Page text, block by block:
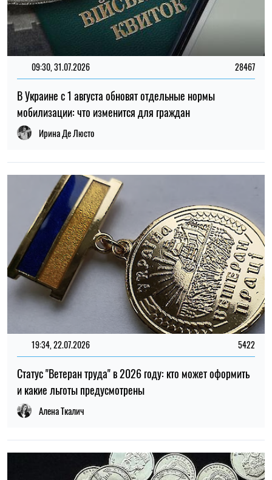
09:30, 31.07.2026 28467
В Украине с 1 августа обновят отдельные нормы
мобилизации: что изменится для граждан
Ирина Де Люсто
19:34, 22.07.2026 5422
Статус "Ветеран труда" в 2026 году: кто может оформить
и какие льготы предусмотрены
Алена Ткалич